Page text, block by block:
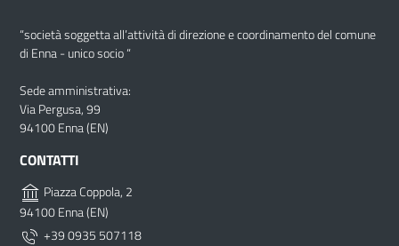
“società soggetta all’attività di direzione e coordinamento del comune
di Enna - unico socio “
Sede amministrativa:
Via Pergusa, 99
94100 Enna (EN)
CONTATTI
Piazza Coppola, 2
94100 Enna (EN)
+39 0935 507118